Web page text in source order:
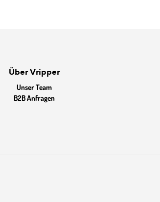
Über Vripper
Unser Team
B2B Anfragen